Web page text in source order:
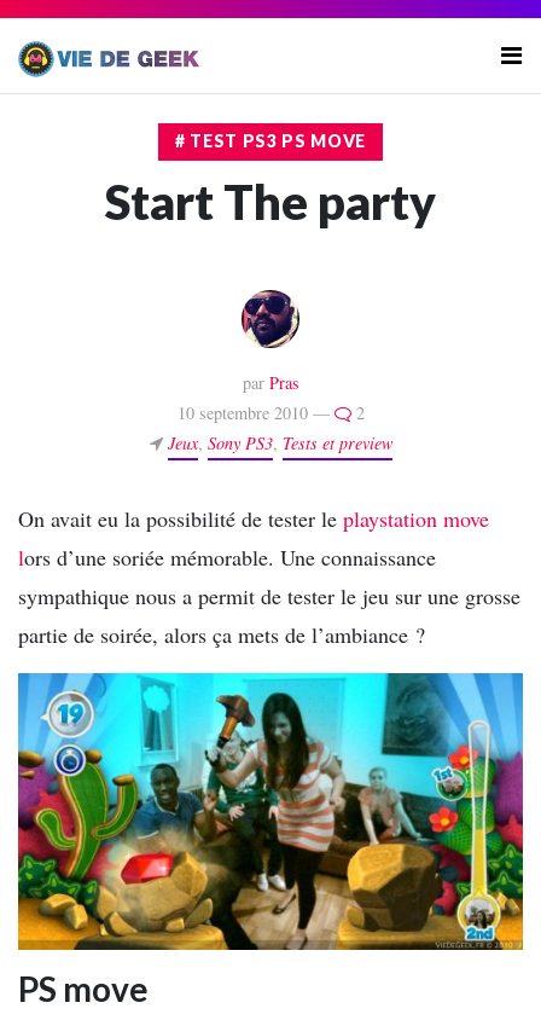
# TEST PS3 PS MOVE
Start The party
par Pras
10 septembre 2010 —
2
Jeux, Sony PS3, Tests et preview
On avait eu la possibilité de tester le playstation move
lors d’une soriée mémorable. Une connaissance
sympathique nous a permit de tester le jeu sur une grosse
partie de soirée, alors ça mets de l’ambiance ?
PS move